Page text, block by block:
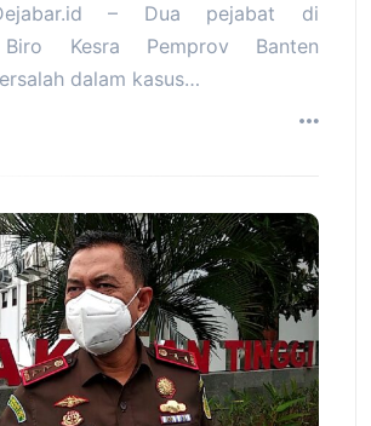
– Dua pejabat di
Biro Kesra Pemprov Banten
dalam kasus…